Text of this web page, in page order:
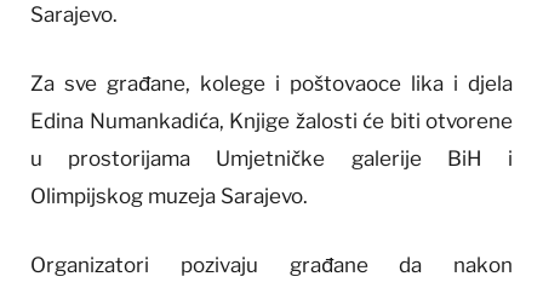
Sarajevo.
Za sve građane, kolege i poštovaoce lika i djela
Edina Numankadića, Knjige žalosti će biti otvorene
u prostorijama Umjetničke galerije BiH i
Olimpijskog muzeja Sarajevo.
Organizatori pozivaju građane da nakon